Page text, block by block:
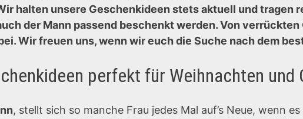
halten unsere Geschenkideen stets aktuell und tragen
der Mann passend beschenkt werden. Von
Wir freuen uns, wenn wir euch die Suche nach dem
perfekt für Weihnachten und
, stellt sich so manche Frau jedes Mal auf’s Neue, wenn